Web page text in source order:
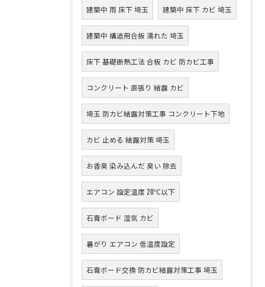
建築中 雨 床下 埼玉 建築中 床下 カビ 埼玉
建築中 構造用合板 濡れた 埼玉
床下 基礎断熱工法 合板 カビ 防カビ工事
コンクリート 直張り 結露 カビ
埼玉 防カビ結露対策工事 コンクリート下地
カビ 止める 結露対策 埼玉
お香臭 染み込んだ 臭い 除去
エアコン 設定温度 20℃以下
石膏ボード 湿気 カビ
暑がり エアコン 低温度設定
石膏ボード交換 防カビ結露対策工事 埼玉